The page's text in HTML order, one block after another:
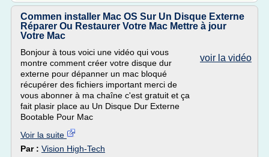
Commen installer Mac OS Sur Un Disque Externe
Réparer Ou Restaurer Votre Mac Mettre à jour
Votre Mac
voir la vidéo
Bonjour à tous voici une vidéo qui vous
montre comment créer votre disque dur
externe pour dépanner un mac bloqué
récupérer des fichiers important merci de
vous abonner à ma chaîne c'est gratuit et ça
fait plasir place au Un Disque Dur Externe
Bootable Pour Mac
Voir la suite
Par : Vision High-Tech